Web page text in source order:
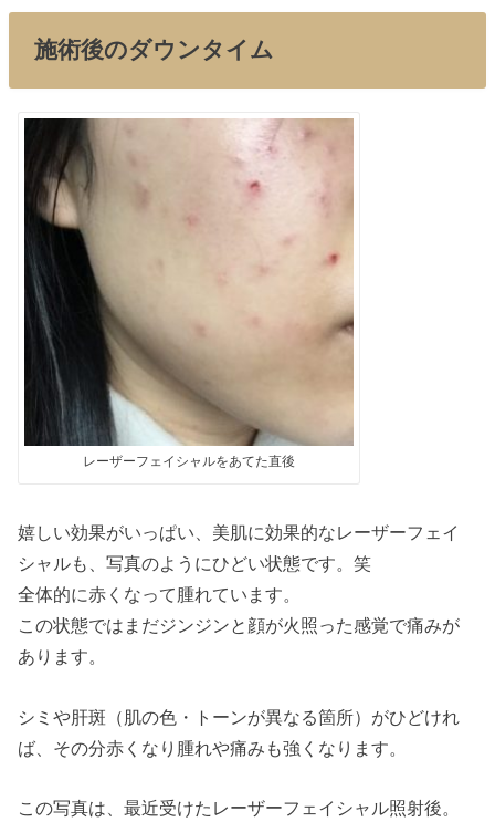
施術後のダウンタイム
レーザーフェイシャルをあてた直後
嬉しい効果がいっぱい、美肌に効果的なレーザーフェイ
シャルも、写真のようにひどい状態です。笑
全体的に赤くなって腫れています。
この状態ではまだジンジンと顔が火照った感覚で痛みが
あります。
シミや肝斑（肌の色・トーンが異なる箇所）がひどけれ
ば、その分赤くなり腫れや痛みも強くなります。
この写真は、最近受けたレーザーフェイシャル照射後。